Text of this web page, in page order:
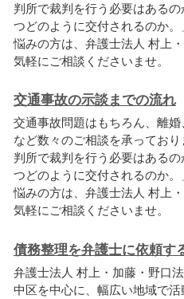
判所で裁判を行う必要はある
つどのように交付されるのか
悩みの方は、弁護士法人 村上
気軽にご相談くださいませ。
交通事故の示談までの流れ
交通事故問題はもちろん、離婚
など数々のご相談を承ってお
判所で裁判を行う必要はある
つどのように交付されるのか
悩みの方は、弁護士法人 村上
気軽にご相談くださいませ。
債務整理を弁護士に依頼す
弁護士法人 村上・加藤・野口
中区を中心に、幅広い地域で